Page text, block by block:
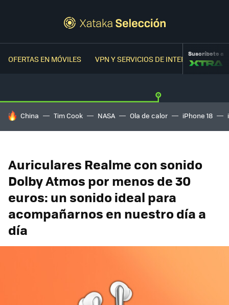
OFERTAS EN MÓVILES VPN Y SERVICIOS DE INTERNETSuscríbete a
HOY SE HABLA DE
China Tim Cook NASA Ola de calor iPhone 18
Auriculares Realme con sonido
Dolby Atmos por menos de 30
euros: un sonido ideal para
acompañarnos en nuestro día a
día